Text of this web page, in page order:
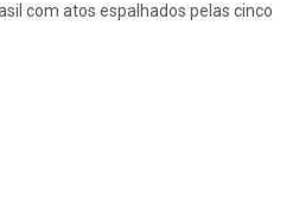
com atos espalhados pelas cinco